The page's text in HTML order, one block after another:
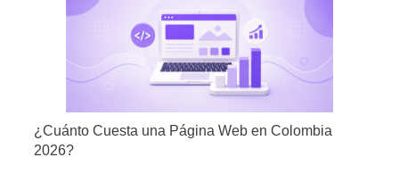
¿Cuánto Cuesta una Página Web en Colombia
2026?